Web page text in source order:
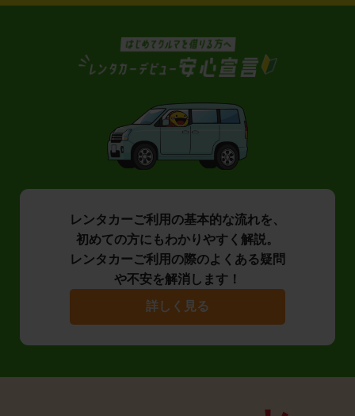
レンタカーご利用の基本的な流れを、
初めての方にもわかりやすく解説。
レンタカーご利用の際のよくある疑問
や不安を解消します！
詳しく見る